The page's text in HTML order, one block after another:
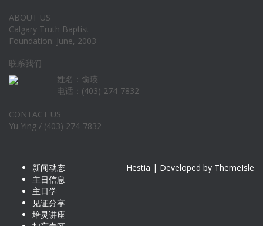
ABOUT US
Calgary Truth Baptist
Foundation: June, 2003
联系我们
姓名：俞瑛
电话：(403) 274-7832
CONTACT US
Yu Ying / (403) 274-7832
新闻动态
主日信息
主日学
见证分享
培灵讲座
Hestia | Developed by ThemeIsle